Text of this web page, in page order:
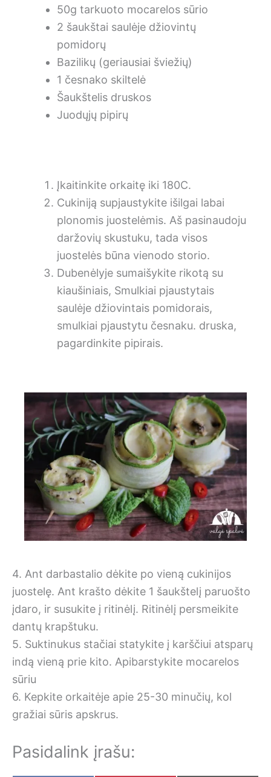
50g tarkuoto mocarelos sūrio
2 šaukštai saulėje džiovintų
pomidorų
Bazilikų (geriausiai šviežių)
1 česnako skiltelė
Šaukštelis druskos
Juodųjų pipirų
Įkaitinkite orkaitę iki 180C.
Cukiniją supjaustykite išilgai labai
plonomis juostelėmis. Aš pasinaudoju
daržovių skustuku, tada visos
juostelės būna vienodo storio.
Dubenėlyje sumaišykite rikotą su
kiaušiniais, Smulkiai pjaustytais
saulėje džiovintais pomidorais,
smulkiai pjaustytu česnaku. druska,
pagardinkite pipirais.
4. Ant darbastalio dėkite po vieną cukinijos
juostelę. Ant krašto dėkite 1 šaukštelį paruošto
įdaro, ir susukite į ritinėlį. Ritinėlį persmeikite
dantų krapštuku.
5. Suktinukus stačiai statykite į karščiui atsparų
indą vieną prie kito. Apibarstykite mocarelos
sūriu
6. Kepkite orkaitėje apie 25-30 minučių, kol
gražiai sūris apskrus.
Pasidalink įrašu: